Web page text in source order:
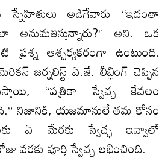
అడిగేవారు “ఇదంతా
అని. ఒక
ఆశ్చర్యకరంగా ఉంటుంది.
జర్నలిస్ట్ ఏ.జే. లీబ్లింగ్ చెప్పిన
“పత్రికా స్వేచ్ఛ కేవలం
నిజానికి, యజమానులే తమ కోసం
ఏ మేరకు స్వేచ్ఛ ఇవ్వాలో
వరకు పూర్తి స్వేచ్ఛ లభించింది.